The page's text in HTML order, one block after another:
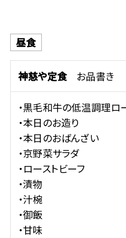
昼食
神慈や定食 お品書き
・黒毛和牛の低温調理ロ
・本日のお造り
・本日のおばんざい
・京野菜サラダ
・ローストビーフ
・漬物
・汁椀
・御飯
・甘味